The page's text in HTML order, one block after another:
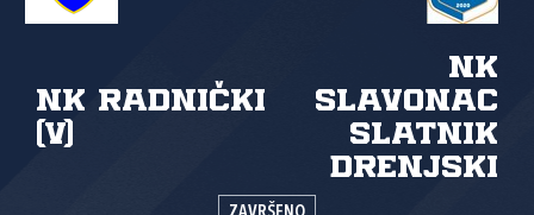
NK Radnički
(V)
NK
Slavonac
Slatnik
Drenjski